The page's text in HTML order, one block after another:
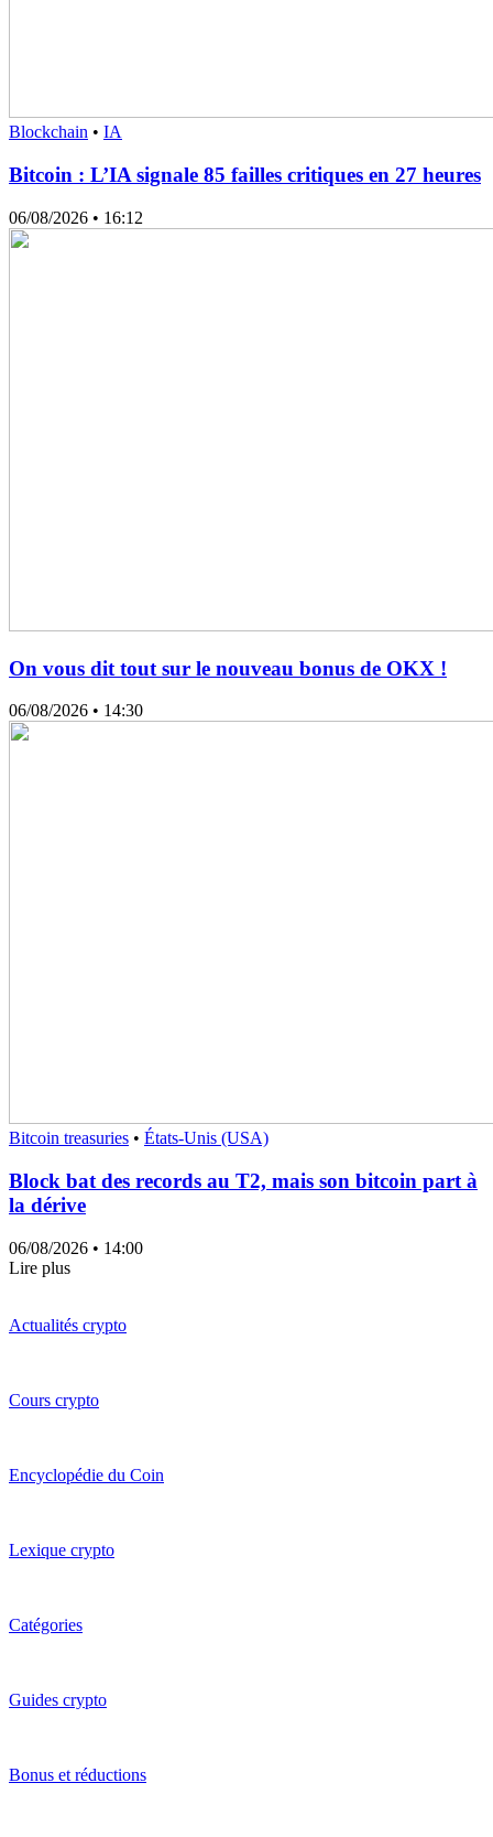
Blockchain • IA
Bitcoin : L’IA signale 85 failles critiques en 27 heures
06/08/2026 • 16:12
On vous dit tout sur le nouveau bonus de OKX !
06/08/2026 • 14:30
Bitcoin treasuries • États-Unis (USA)
Block bat des records au T2, mais son bitcoin part à
la dérive
06/08/2026 • 14:00
Lire plus
Actualités crypto
Cours crypto
Encyclopédie du Coin
Lexique crypto
Catégories
Guides crypto
Bonus et réductions